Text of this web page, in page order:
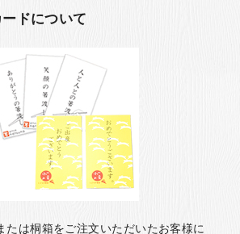
ドについて
たは桐箱をご注文いただいたお客様に